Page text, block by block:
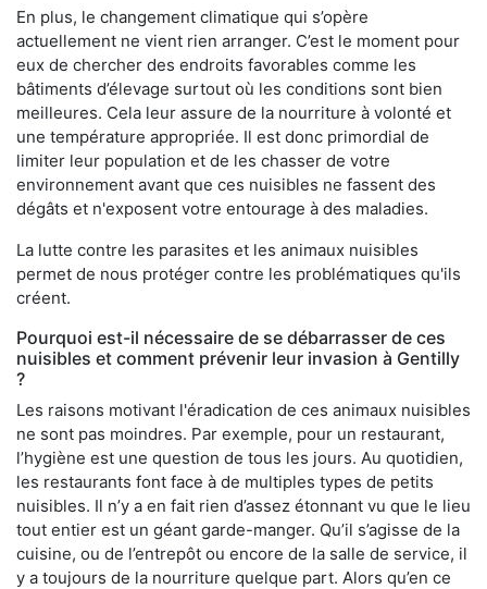
En plus, le changement climatique qui s’opère
actuellement ne vient rien arranger. C’est le moment pour
eux de chercher des endroits favorables comme les
bâtiments d’élevage surtout où les conditions sont bien
meilleures. Cela leur assure de la nourriture à volonté et
une température appropriée. Il est donc primordial de
limiter leur population et de les chasser de votre
environnement avant que ces nuisibles ne fassent des
dégâts et n'exposent votre entourage à des maladies.
La lutte contre les parasites et les animaux nuisibles
permet de nous protéger contre les problématiques qu'ils
créent.
Pourquoi est-il nécessaire de se débarrasser de ces
nuisibles et comment prévenir leur invasion à Gentilly
?
Les raisons motivant l'éradication de ces animaux nuisibles
ne sont pas moindres. Par exemple, pour un restaurant,
l’hygiène est une question de tous les jours. Au quotidien,
les restaurants font face à de multiples types de petits
nuisibles. Il n’y a en fait rien d’assez étonnant vu que le lieu
tout entier est un géant garde-manger. Qu’il s’agisse de la
cuisine, ou de l’entrepôt ou encore de la salle de service, il
y a toujours de la nourriture quelque part. Alors qu’en ce